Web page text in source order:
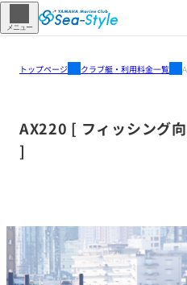
メニュー
トップページ クラブ艇・利用料金一覧
AX220 [ フィッシング
]